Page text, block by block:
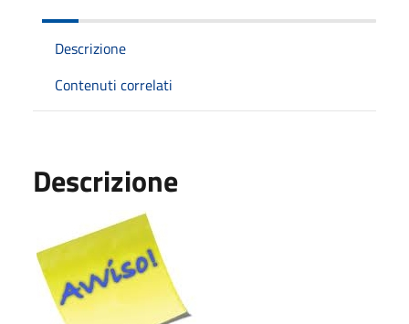
Descrizione
Contenuti correlati
Descrizione